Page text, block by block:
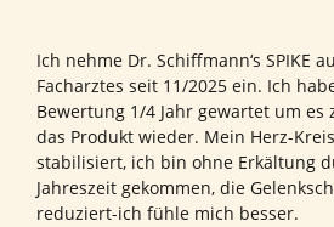
Ich nehme Dr. Schiffmann‘s SPIKE
Facharztes seit 11/2025 ein. Ich
Bewertung 1/4 Jahr gewartet um
das Produkt wieder. Mein Herz-
stabilisiert, ich bin ohne Erkältung
Jahreszeit gekommen, die
reduziert-ich fühle mich besser.